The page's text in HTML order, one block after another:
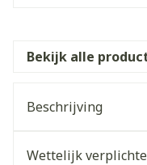
Bekijk alle
Beschrijving
Wettelijk